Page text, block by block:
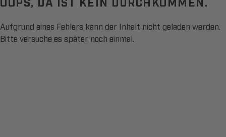
Aufgrund eines Fehlers kann der Inhalt nicht geladen werden.
Bitte versuche es später noch einmal.